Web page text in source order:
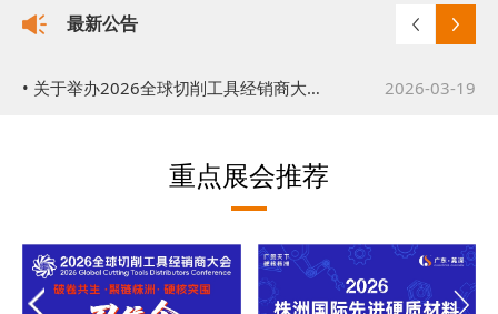
最新公告 2026-03-17
• 关于举办2026全球切削工具经销商大会的公告 2026-03-19
重点展会推荐